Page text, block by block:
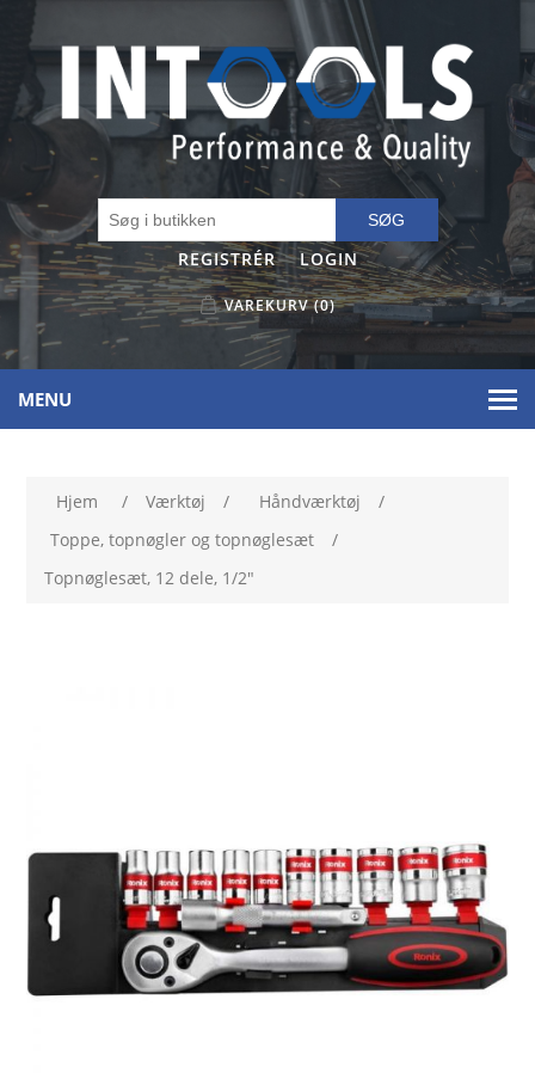
SØG
REGISTRÉR LOGIN
VAREKURV (0)
MENU
Hjem / Værktøj / Håndværktøj
/
Toppe, topnøgler og topnøglesæt
/
Topnøglesæt, 12 dele, 1/2"